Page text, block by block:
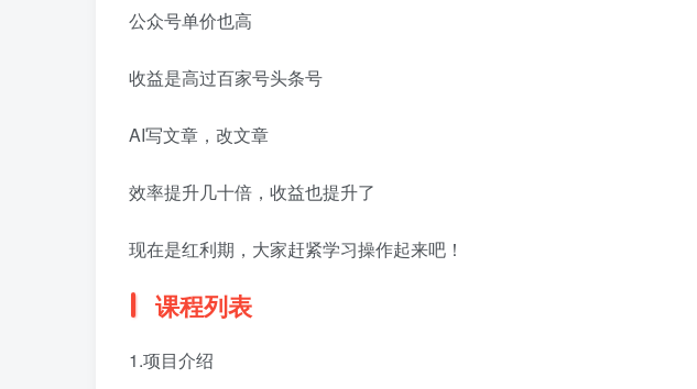
公众号单价也高
收益是高过百家号头条号
AI写文章，改文章
效率提升几十倍，收益也提升了
现在是红利期，大家赶紧学习操作起来吧！
课程列表
1.项目介绍